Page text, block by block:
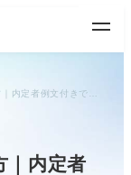
｜内定者